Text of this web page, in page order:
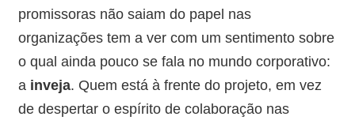
promissoras não saiam do papel nas
organizações tem a ver com um sentimento sobre
o qual ainda pouco se fala no mundo corporativo:
a inveja. Quem está à frente do projeto, em vez
de despertar o espírito de colaboração nas